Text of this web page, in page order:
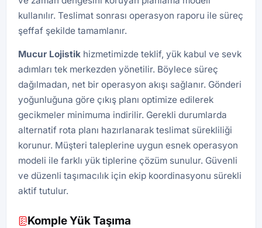
kullanılır. Teslimat sonrası operasyon raporu ile süreç
şeffaf şekilde tamamlanır.
Mucur Lojistik hizmetimizde teklif, yük kabul ve sevk
adımları tek merkezden yönetilir. Böylece süreç
dağılmadan, net bir operasyon akışı sağlanır. Gönderi
yoğunluğuna göre çıkış planı optimize edilerek
gecikmeler minimuma indirilir. Gerekli durumlarda
alternatif rota planı hazırlanarak teslimat sürekliliği
korunur. Müşteri taleplerine uygun esnek operasyon
modeli ile farklı yük tiplerine çözüm sunulur. Güvenli
ve düzenli taşımacılık için ekip koordinasyonu sürekli
aktif tutulur.
Komple Yük Taşıma